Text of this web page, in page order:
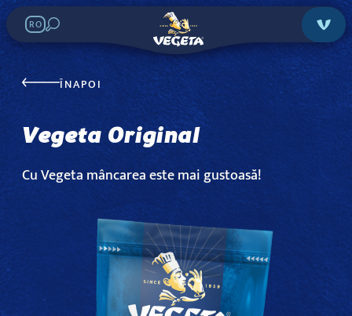
RO
ÎNAPOI
Vegeta Original
Cu Vegeta mâncarea este mai gustoasă!
Vegeta Original
Search in stores: